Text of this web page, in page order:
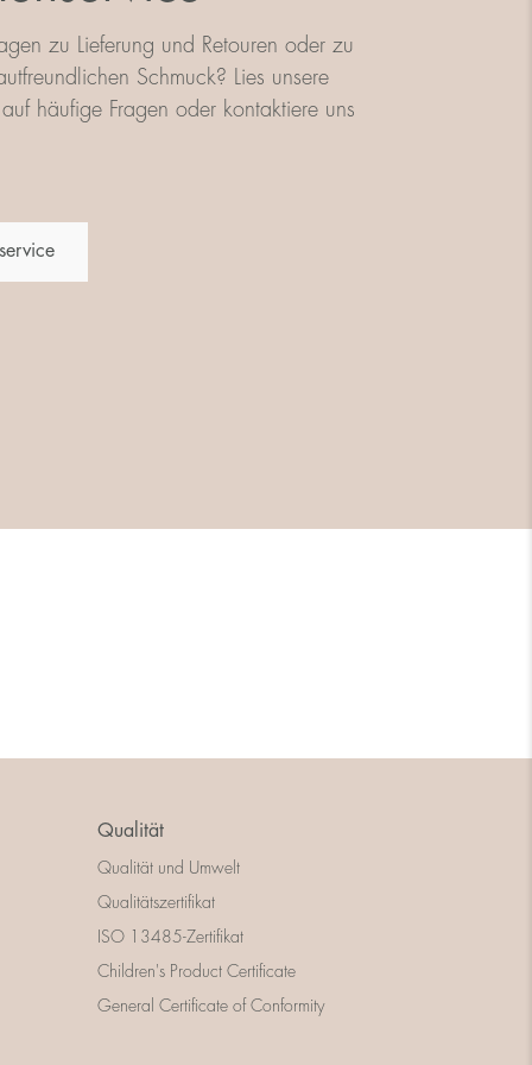
zu Lieferung und Retouren oder zu
Schmuck? Lies unsere
häufige Fragen oder kontaktiere uns
Qualität
Qualität und Umwelt
Qualitätszertifikat
ISO 13485-Zertifikat
Children's Product Certificate
General Certificate of Conformity